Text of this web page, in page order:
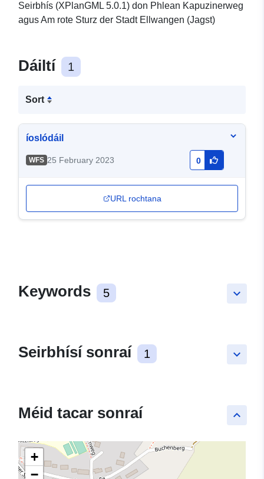
Seirbhís (XPlanGML 5.0.1) don Phlean Kapuzinerweg
agus Am rote Sturz der Stadt Ellwangen (Jagst)
Dáiltí 1
Sort
íoslódáil
WFS 25 February 2023 0
URL rochtana
keyboard_arrow_down
Keywords 5
keyboard_arrow_down
Seirbhísí sonraí 1
keyboard_arrow_up
Méid tacar sonraí
+
−